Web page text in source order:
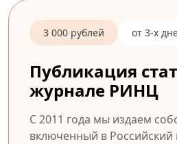
3 000 рублей от 3-х
Публикация
журнале РИНЦ
С 2011 года мы издаем
включенный в Российский